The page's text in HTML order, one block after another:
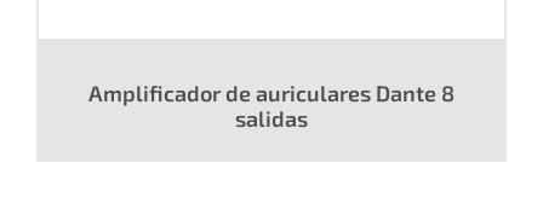
Amplificador de auriculares Dante 8
salidas